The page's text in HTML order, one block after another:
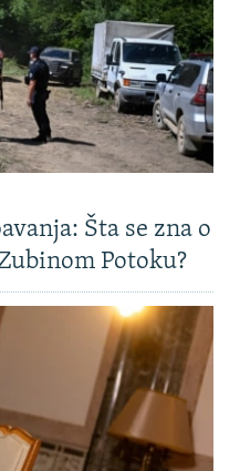
Šta se zna o
Potoku?